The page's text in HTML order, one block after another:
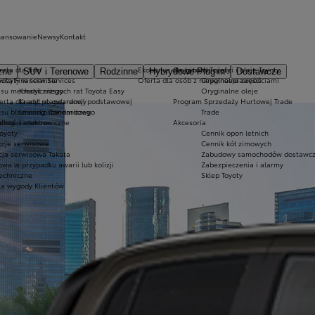
SUV i Terenowe Rodzinne Hybrydowe Plug-in
Dostawcze
Ekobonus dla hybryd Toyoty
Oferta dla osób z niepełnosprawnościami
w serwisie
mechanicznego
dla aut po gwarancji podstawowej
blacharsko-lakierniczego
sezonowe
serwisowe
serwisowa Takata
w przypadku awarii lub kolizji
wygody Klientów
Oryginalne części i oleje Toyoty
Oryginalne części
Oryginalne oleje
Program Sprzedaży Hurtowej Trade
Trade
Akcesoria
Cennik opon letnich
Cennik kół zimowych
Zabudowy samochodów
Zabezpieczenia i alarmy
Sklep Toyoty
dla firm
Financial Services
Kredyt niższych rat Toyota Easy
Kredyt standardowy
Leasing standardowy
elektroniczne
NewsyKontakt